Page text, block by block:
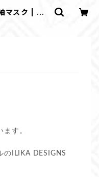
スク | ＩＬ
す。
のILIKA DESIGNS